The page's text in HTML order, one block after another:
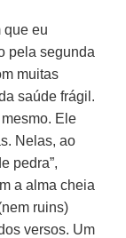
que eu
pela segunda
muitas
saúde frágil.
Ele
Nelas, ao
pedra”,
a alma cheia
ruins)
versos. Um